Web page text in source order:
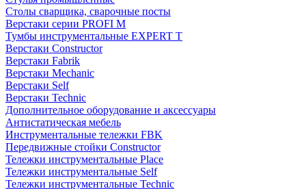
Столы сварщика, сварочные посты
Верстаки серии PROFI M
Тумбы инструментальные EXPERT T
Верстаки Constructor
Верстаки Fabrik
Верстаки Mechanic
Верстаки Self
Верстаки Technic
Дополнительное оборудование и аксессуары
Антистатическая мебель
Инструментальные тележки FBK
Передвижные стойки Constructor
Тележки инструментальные Place
Тележки инструментальные Self
Тележки инструментальные Technic